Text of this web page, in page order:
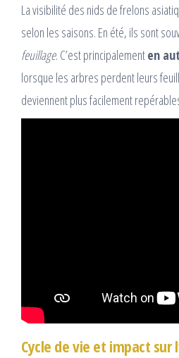
La visibilité des nids de frelons
selon les saisons. En été, ils sont
feuillage. C’est principalementen
lorsque les arbres perdent leurs
deviennent plus facilement
Cycle de vie et impact sur